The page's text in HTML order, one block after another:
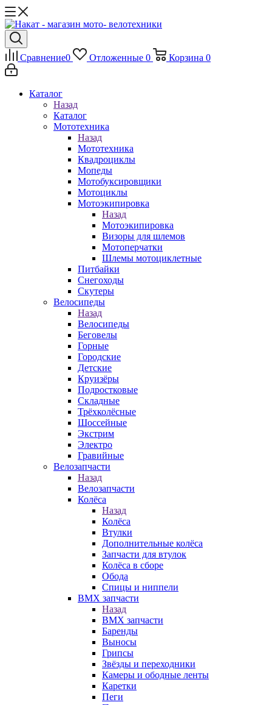
Сравнение0 Отложенные 0 Корзина 0
Каталог
Назад
Каталог
Мототехника
Назад
Мототехника
Квадроциклы
Мопеды
Мотобуксировщики
Мотоциклы
Мотоэкипировка
Назад
Мотоэкипировка
Визоры для шлемов
Мотоперчатки
Шлемы мотоциклетные
Питбайки
Снегоходы
Скутеры
Велосипеды
Назад
Велосипеды
Беговелы
Горные
Городские
Детские
Круизёры
Подростковые
Складные
Трёхколёсные
Шоссейные
Экстрим
Электро
Гравийные
Велозапчасти
Назад
Велозапчасти
Колёса
Назад
Колёса
Втулки
Дополнительные колёса
Запчасти для втулок
Колёса в сборе
Обода
Спицы и ниппели
BMX запчасти
Назад
BMX запчасти
Баренды
Выносы
Грипсы
Звёзды и переходники
Камеры и ободные ленты
Каретки
Пеги